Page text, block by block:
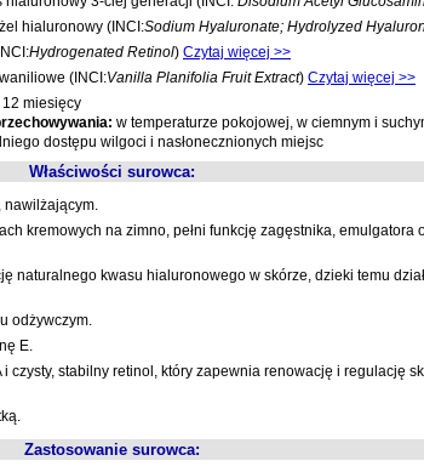
hialuronowy (INCI:Sodium Hyaluronate; Hydrolyzed
Hydrogenated Retinol) Czytaj więcej >>
(INCI:Vanilla Planifolia Fruit Extract) Czytaj więcej >>
12 miesięcy
w temperaturze pokojowej, w ciemnym i
dostępu wilgoci i nasłonecznionych miejsc
Właściwości surowca:
nawilżającym.
kremowych na zimno, pełni funkcję zagęstnika, emulgatora
naturalnego kwasu hialuronowego w skórze, dzieki temu
odżywczym.
E.
czysty, stabilny retinol, który zapewnia renowację i regulację
Zastosowanie surowca: